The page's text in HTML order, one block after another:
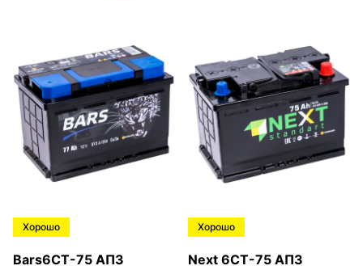
Хорошо
Bars6СТ-75 АПЗ
Хорошо
Next 6СТ-75 АПЗ